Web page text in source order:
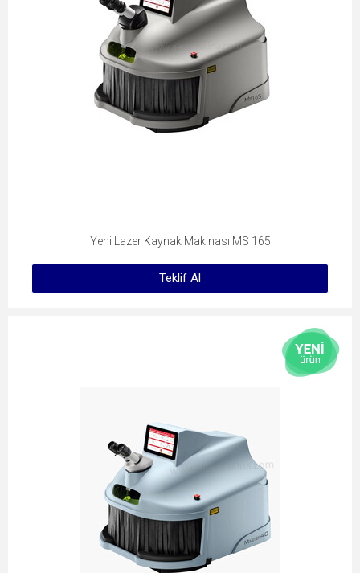
Yeni Lazer Kaynak Makinası MS 165
Teklif Al